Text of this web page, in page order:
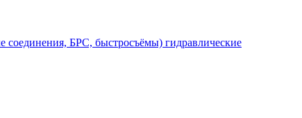
соединения, БРС, быстросъёмы) гидравлические